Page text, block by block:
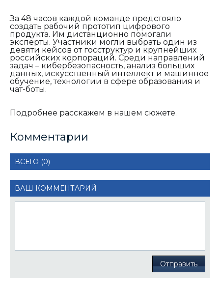
За 48 часов каждой команде предстояло
создать рабочий прототип цифрового
продукта. Им дистанционно помогали
эксперты. Участники могли выбрать один из
девяти кейсов от госструктур и крупнейших
российских корпораций. Среди направлений
задач – кибербезопасность, анализ больших
данных, искусственный интеллект и машинное
обучение, технологии в сфере образования и
чат-боты.
Подробнее расскажем в нашем сюжете.
Комментарии
ВСЕГО (0)
ВАШ КОММЕНТАРИЙ
Отправить